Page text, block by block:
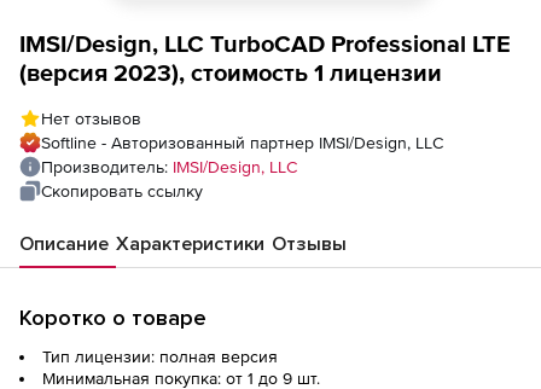
IMSI/Design, LLC TurboCAD Professional LTE
(версия 2023), стоимость 1 лицензии
Нет отзывов
Softline - Авторизованный партнер IMSI/Design, LLC
Производитель: IMSI/Design, LLC
Скопировать ссылку
Описание Характеристики Отзывы
Коротко о товаре
Тип лицензии: полная версия
Минимальная покупка: от 1 до 9 шт.